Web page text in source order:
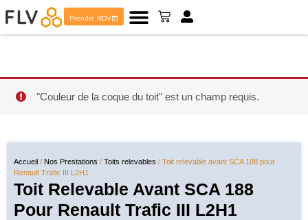
Prendre RDV
"Couleur de la coque du toit" est un champ requis.
Accueil / Nos Prestations / Toits relevables / Toit relevable avant SCA 188 pour
Renault Trafic III L2H1
Toit Relevable Avant SCA 188
Pour Renault Trafic III L2H1